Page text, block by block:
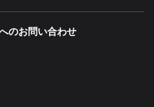
のお問い合わせ